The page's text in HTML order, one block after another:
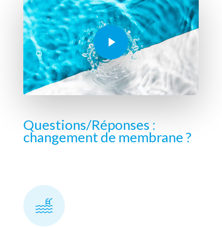
Play Video
Questions/Réponses :
changement de membrane ?